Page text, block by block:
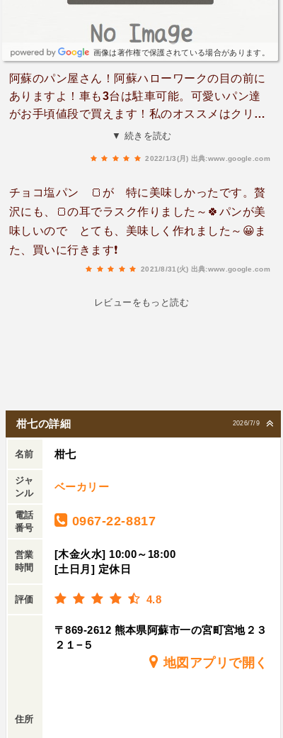
画像は著作権で保護されている場合があります。
阿蘇のパン屋さん！阿蘇ハローワークの目の前に
ありますよ！車も3台は駐車可能。可愛いパン達
がお手頃値段で買えます！私のオススメはクリー
ムチーズ系！クリームチーズが惜しみなくたっぷ
ョンは私のご褒美スイーツです！
▼ 続きを読む
2022/1/3(月) 出典:www.google.com
チョコ塩パン 🍞が 特に美味しかったです。贅
沢にも、🍞の耳でラスク作りました～🍀パンが美
味しいので とても、美味しく作れました～😀ま
た、買いに行きます❗
2021/8/31(火) 出典:www.google.com
レビューをもっと読む
2026/7/9
柑七の詳細
名前 柑七
ジャ
ンル
ベーカリー
電話
番号
0967-22-8817
営業
時間
[木金火水] 10:00～18:00
[土日月] 定休日
評価 4.8
住所
〒869-2612 熊本県阿蘇市一の宮町宮地２３
２１−５
地図アプリで開く